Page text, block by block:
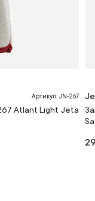
Артикул: JN-267
Atlant Light Jeta